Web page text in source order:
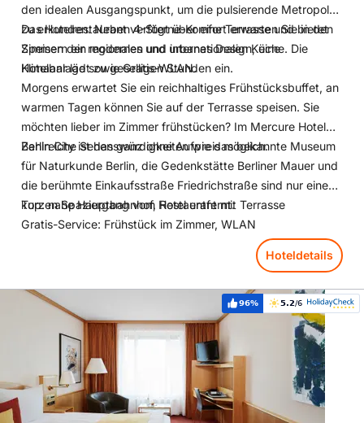
den idealen Ausgangspunkt, um die pulsierende Metropole
zu erkunden. Neben 4-Sterne-Komfort erwarten Sie in den
Zimmern ein modernes und urbanes Design, eine
Klimaanlage sowie Gratis-WLAN.
Das Hotelrestaurant verfügt über eine Terrasse und bietet
Speisen der regionalen und internationalen Küche. Die
Hotelbar lädt zu geselligen Stunden ein.
Morgens erwartet Sie ein reichhaltiges Frühstücksbuffet, an
warmen Tagen können Sie auf der Terrasse speisen. Sie
möchten lieber im Zimmer frühstücken? Im Mercure Hotel
Berlin City ist das ganz ohne Aufpreis möglich.
Zahlreiche Sehenswürdigkeiten wie das bekannte Museum
für Naturkunde Berlin, die Gedenkstätte Berliner Mauer und
die berühmte Einkaufsstraße Friedrichstraße sind nur einen
kurzen Spaziergang vom Hotel entfernt.
Top: nahe Hauptbahnhof, Restaurant mit Terrasse
Gratis-Service: Frühstück im Zimmer, WLAN
Hoteldetails
Weiterempfehlung:
96% Bewertung:
5.2/6
Hoteldetails: Living Hotel Großer Kurfürst